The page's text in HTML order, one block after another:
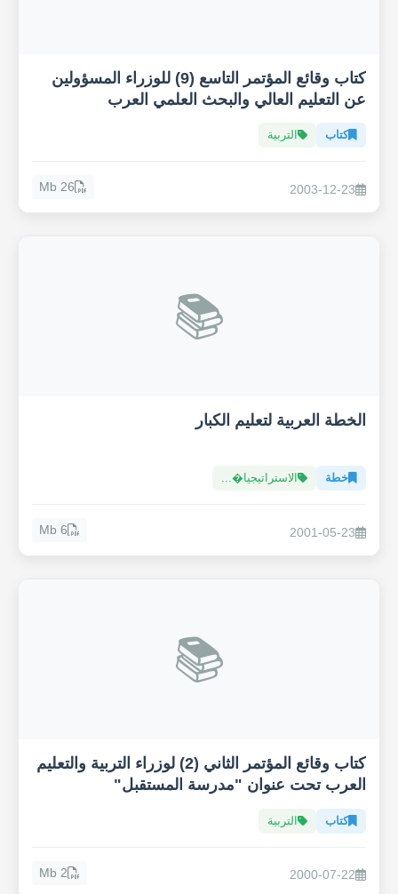
كتاب وقائع المؤتمر التاسع (9) للوزراء المسؤولين
عن التعليم العالي والبحث العلمي العرب
كتاب التربية
2003-12-23
26 Mb
📚
الخطة العربية لتعليم الكبار
خطة الاستراتيجيا�...
2001-05-23
6 Mb
📚
كتاب وقائع المؤتمر الثاني (2) لوزراء التربية والتعليم
العرب تحت عنوان "مدرسة المستقبل"
كتاب التربية
2000-07-22
2 Mb